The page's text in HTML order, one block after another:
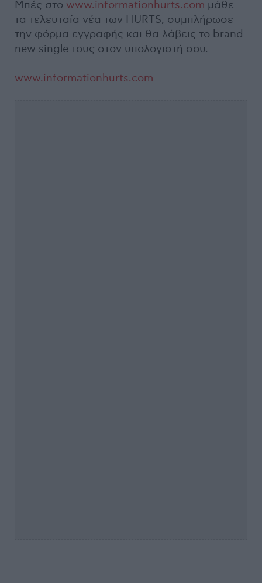
Μπές στο www.informationhurts.com μάθε
τα τελευταία νέα των HURTS, συμπλήρωσε
την φόρμα εγγραφής και θα λάβεις το brand
new single τους στον υπολογιστή σου.
www.informationhurts.com